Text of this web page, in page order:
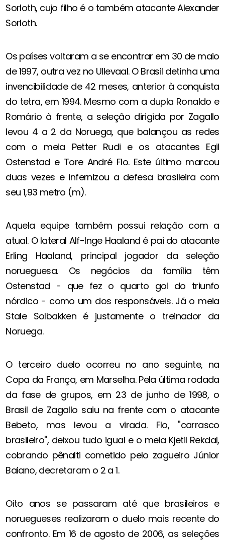
Sorloth, cujo filho é o também atacante Alexander
Sorloth.
Os países voltaram a se encontrar em 30 de maio
de 1997, outra vez no Ullevaal. O Brasil detinha uma
invencibilidade de 42 meses, anterior à conquista
do tetra, em 1994. Mesmo com a dupla Ronaldo e
Romário à frente, a seleção dirigida por Zagallo
levou 4 a 2 da Noruega, que balançou as redes
com o meia Petter Rudi e os atacantes Egil
Ostenstad e Tore André Flo. Este último marcou
duas vezes e infernizou a defesa brasileira com
seu 1,93 metro (m).
Aquela equipe também possui relação com a
atual. O lateral Alf-Inge Haaland é pai do atacante
Erling Haaland, principal jogador da seleção
norueguesa. Os negócios da família têm
Ostenstad - que fez o quarto gol do triunfo
nórdico - como um dos responsáveis. Já o meia
Stale Solbakken é justamente o treinador da
Noruega.
O terceiro duelo ocorreu no ano seguinte, na
Copa da França, em Marselha. Pela última rodada
da fase de grupos, em 23 de junho de 1998, o
Brasil de Zagallo saiu na frente com o atacante
Bebeto, mas levou a virada. Flo, "carrasco
brasileiro", deixou tudo igual e o meia Kjetil Rekdal,
cobrando pênalti cometido pelo zagueiro Júnior
Baiano, decretaram o 2 a 1.
Oito anos se passaram até que brasileiros e
noruegueses realizaram o duelo mais recente do
confronto. Em 16 de agosto de 2006, as seleções